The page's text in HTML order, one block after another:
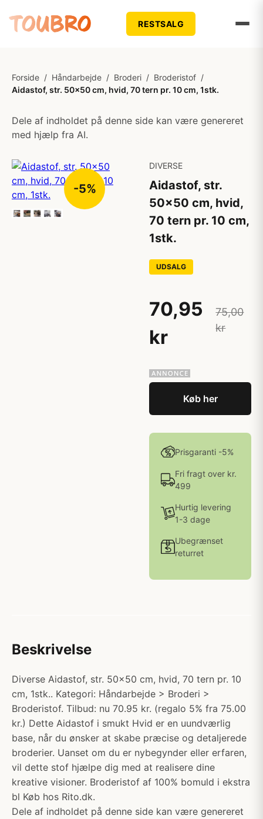
RESTSALG
Forside / Håndarbejde / Broderi / Broderistof /
Aidastof, str. 50x50 cm, hvid, 70 tern pr. 10 cm, 1stk.
Dele af indholdet på denne side kan være genereret
med hjælp fra AI.
-5%
DIVERSE
Aidastof, str.
50x50 cm, hvid,
70 tern pr. 10 cm,
1stk.
UDSALG
70,95
kr
75,00
kr
Køb her
Prisgaranti -5%
Fri fragt over kr.
499
Hurtig levering
1-3 dage
Ubegrænset
returret
Beskrivelse
Diverse Aidastof, str. 50x50 cm, hvid, 70 tern pr. 10
cm, 1stk.. Kategori: Håndarbejde > Broderi >
Broderistof. Tilbud: nu 70.95 kr. (regalo 5% fra 75.00
kr.) Dette Aidastof i smukt Hvid er en uundværlig
base, når du ønsker at skabe præcise og detaljerede
broderier. Uanset om du er nybegynder eller erfaren,
vil dette stof hjælpe dig med at realisere dine
kreative visioner. Broderistof af 100% bomuld i ekstra
bl Køb hos Rito.dk.
Dele af indholdet på denne side kan være genereret